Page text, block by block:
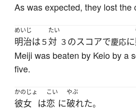
As was expected, they lost the
めいじ
明治は５
たい
対 ３ のスコアで慶応に
Meiji was beaten by Keio by a
five.
かのじょ
彼女 は
こい
恋 に
やぶ
破れた。